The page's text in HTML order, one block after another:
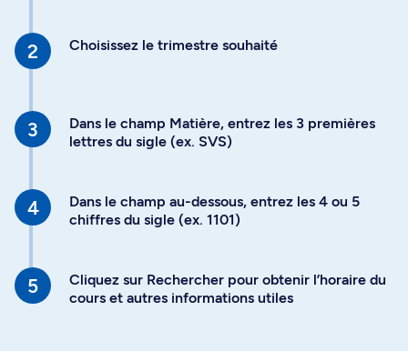
Choisissez le trimestre souhaité
Dans le champ Matière, entrez les 3 premières
lettres du sigle (ex. SVS)
Dans le champ au-dessous, entrez les 4 ou 5
chiffres du sigle (ex. 1101)
Cliquez sur Rechercher pour obtenir l’horaire du
cours et autres informations utiles